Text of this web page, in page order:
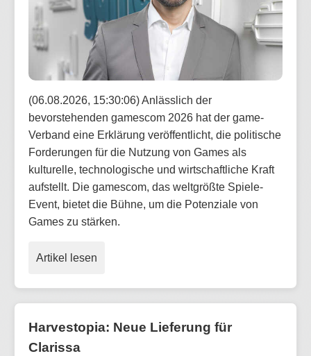
(06.08.2026, 15:30:06) Anlässlich der
bevorstehenden gamescom 2026 hat der game-
Verband eine Erklärung veröffentlicht, die politische
Forderungen für die Nutzung von Games als
kulturelle, technologische und wirtschaftliche Kraft
aufstellt. Die gamescom, das weltgrößte Spiele-
Event, bietet die Bühne, um die Potenziale von
Games zu stärken.
Artikel lesen
Harvestopia: Neue Lieferung für
Clarissa